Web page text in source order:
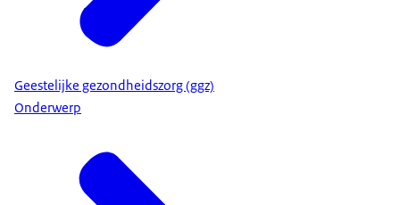
Geestelijke gezondheidszorg (ggz)
Onderwerp